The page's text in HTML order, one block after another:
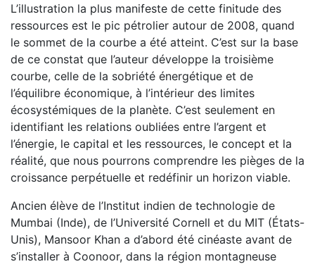
L’illustration la plus manifeste de cette finitude des
ressources est le pic pétrolier autour de 2008, quand
le sommet de la courbe a été atteint. C’est sur la base
de ce constat que l’auteur développe la troisième
courbe, celle de la sobriété énergétique et de
l’équilibre économique, à l’intérieur des limites
écosystémiques de la planète. C’est seulement en
identifiant les relations oubliées entre l’argent et
l’énergie, le capital et les ressources, le concept et la
réalité, que nous pourrons comprendre les pièges de la
croissance perpétuelle et redéfinir un horizon viable.
Ancien élève de l’Institut indien de technologie de
Mumbai (Inde), de l’Université Cornell et du MIT (États-
Unis), Mansoor Khan a d’abord été cinéaste avant de
s’installer à Coonoor, dans la région montagneuse